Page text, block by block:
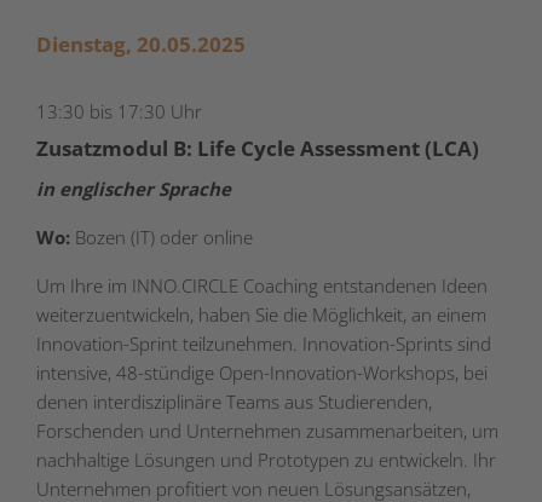
Dienstag, 20.05.2025
13:30 bis 17:30 Uhr
Zusatzmodul B: Life Cycle Assessment (LCA)
in englischer Sprache
Wo: Bozen (IT) oder online
Um Ihre im INNO.CIRCLE Coaching entstandenen Ideen
weiterzuentwickeln, haben Sie die Möglichkeit, an einem
Innovation-Sprint teilzunehmen. Innovation-Sprints sind
intensive, 48-stündige Open-Innovation-Workshops, bei
denen interdisziplinäre Teams aus Studierenden,
Forschenden und Unternehmen zusammenarbeiten, um
nachhaltige Lösungen und Prototypen zu entwickeln. Ihr
Unternehmen profitiert von neuen Lösungsansätzen,